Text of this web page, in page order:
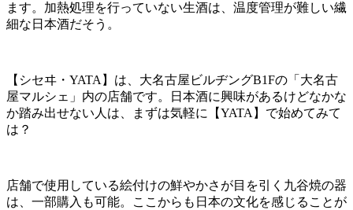
ます。加熱処理を行っていない生酒は、温度管理が難しい繊
細な日本酒だそう。
【シセヰ・ YATA 】は、大名古屋ビルヂングB1Fの「大名古
屋マルシェ」内の店舗です。日本酒に興味があるけどなかな
か踏み出せない人は、まずは気軽に【YATA 】で始めてみて
は？
店舗で使用している絵付けの鮮やかさが目を引く九谷焼の器
は、一部購入も可能。ここからも日本の文化を感じることが